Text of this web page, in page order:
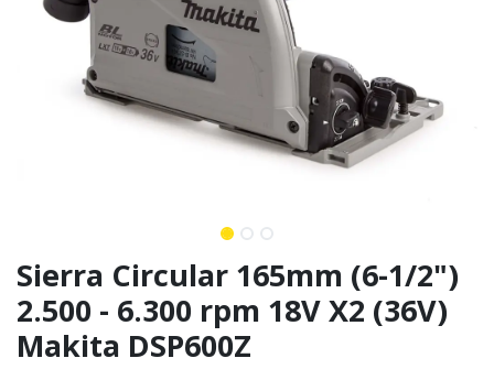
Sierra Circular 165mm (6-1/2")
2.500 - 6.300 rpm 18V X2 (36V)
Makita DSP600Z